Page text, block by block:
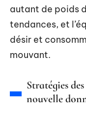
autant de poids
tendances, et
désir et
mouvant.
Stratégies
nouvelle